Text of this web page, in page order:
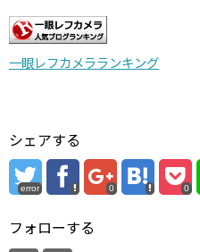
一眼レフカメラランキング
シェアする
error 0 0
フォローする